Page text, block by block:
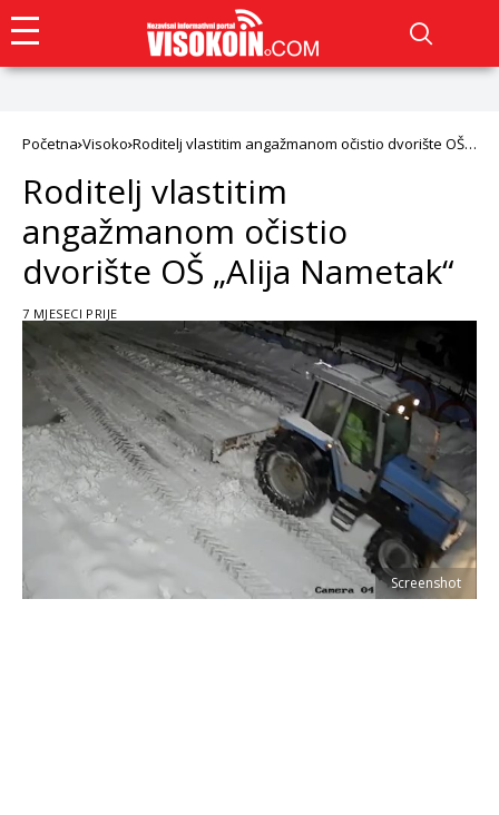
Početna Visoko Roditelj vlastitim angažmanom očistio dvorište OŠ
Roditelj vlastitim
angažmanom očistio
dvorište OŠ „Alija Nametak“
7 MJESECI PRIJE
Screenshot